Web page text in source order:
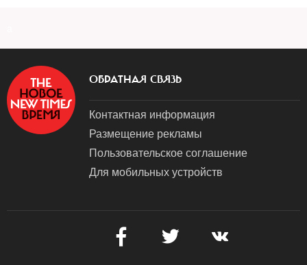
ОБРАТНАЯ СВЯЗЬ
Контактная информация
Размещение рекламы
Пользовательское соглашение
Для мобильных устройств